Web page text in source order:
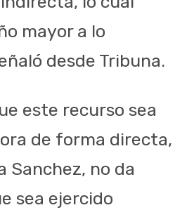
mayor a lo
desde Tribuna.
este recurso sea
de forma directa,
Sanchez, no da
sea ejercido